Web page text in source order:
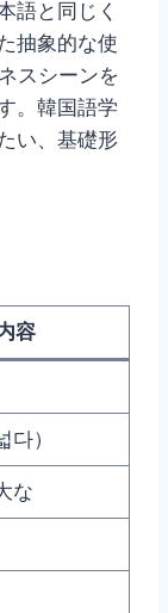
語と同じく
抽象的な使
スシーンを
。韓国語学
い、基礎形
容
다）
な